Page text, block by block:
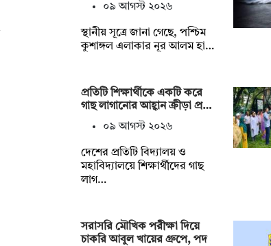
০৯ আগস্ট ২০২৬
স্থানীয় সূত্রে জানা গেছে, পশ্চিম
কুশাঙ্গল এলাকার নূর আলম হা…
প্রতিটি শিক্ষার্থীকে একটি করে
গাছ লাগানোর আহ্বান ক্রীড়া প্র…
০৯ আগস্ট ২০২৬
দেশের প্রতিটি বিদ্যালয় ও
মহাবিদ্যালয়ে শিক্ষার্থীদের গাছ
লাগ…
সরাসরি মৌখিক পরীক্ষা দিয়ে
চাকরি আবুল খায়ের গ্রুপে, পদ